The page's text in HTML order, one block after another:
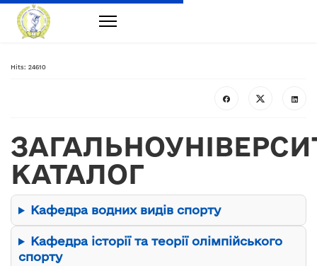
Hits: 24610
КАТАЛОГ
Кафедра водних видів спорту
Кафедра історії та теорії олімпійського
спорту